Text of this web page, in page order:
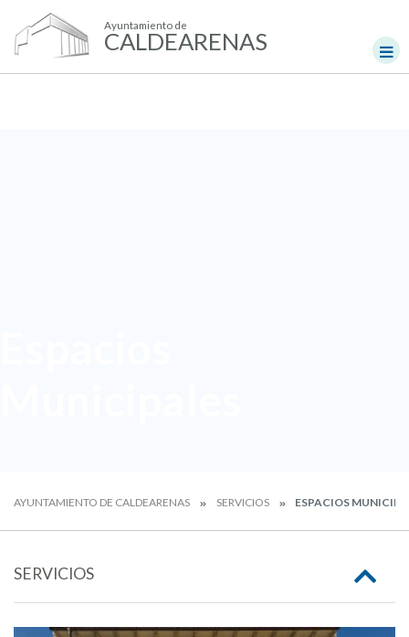
Ayuntamiento de
CALDEARENAS
AYUNTAMIENTO DE CALDEARENAS SERVICIOS ESPACIOS
SERVICIOS